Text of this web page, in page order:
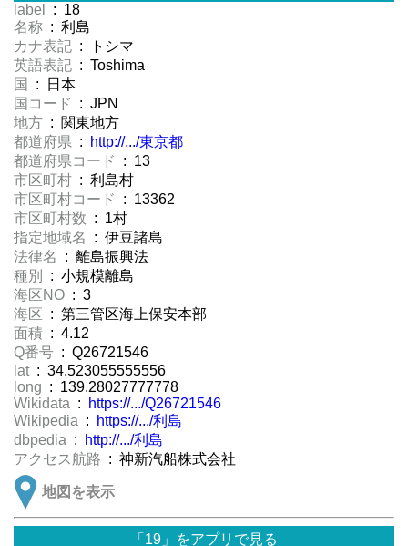
label
: 18
名称 : 利島
カナ表記 : トシマ
英語表記 : Toshima
国
: 日本
国コード
: JPN
地方 : 関東地方
都道府県 :
http://.../東京都
都道府県コード
: 13
市区町村 : 利島村
市区町村コード
: 13362
市区町村数 : 1村
指定地域名
: 伊豆諸島
法律名
: 離島振興法
種別
: 小規模離島
海区NO : 3
海区 : 第三管区海上保安本部
面積 : 4.12
Q番号 : Q26721546
lat : 34.523055555556
long : 139.28027777778
Wikidata :
https://.../Q26721546
Wikipedia :
https://.../利島
dbpedia :
http://.../利島
アクセス航路 : 神新汽船株式会社
地図を表示
「19」をアプリで見る